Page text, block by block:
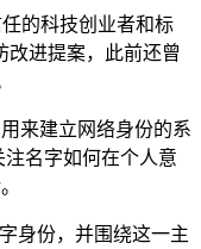
的科技创业者和标
改进提案，此前还曾
来建立网络身份的系
名字如何在个人意
身份，并围绕这一主